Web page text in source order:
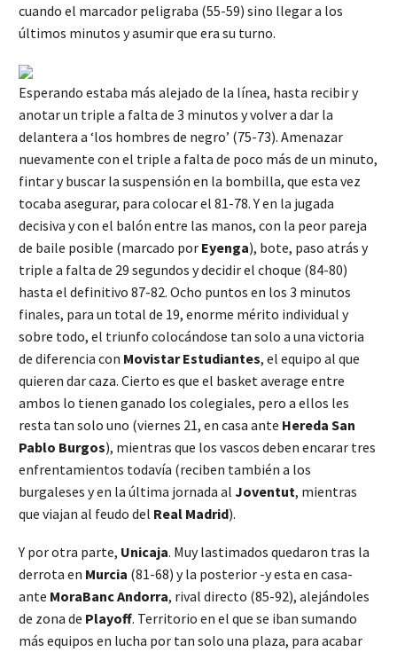
cuando el marcador peligraba (55-59) sino llegar a los
últimos minutos y asumir que era su turno.
Esperando estaba más alejado de la línea, hasta recibir y
anotar un triple a falta de 3 minutos y volver a dar la
delantera a ‘los hombres de negro’ (75-73). Amenazar
nuevamente con el triple a falta de poco más de un minuto,
fintar y buscar la suspensión en la bombilla, que esta vez
tocaba asegurar, para colocar el 81-78. Y en la jugada
decisiva y con el balón entre las manos, con la peor pareja
de baile posible (marcado por Eyenga), bote, paso atrás y
triple a falta de 29 segundos y decidir el choque (84-80)
hasta el definitivo 87-82. Ocho puntos en los 3 minutos
finales, para un total de 19, enorme mérito individual y
sobre todo, el triunfo colocándose tan solo a una victoria
de diferencia con Movistar Estudiantes, el equipo al que
quieren dar caza. Cierto es que el basket average entre
ambos lo tienen ganado los colegiales, pero a ellos les
resta tan solo uno (viernes 21, en casa ante Hereda San
Pablo Burgos), mientras que los vascos deben encarar tres
enfrentamientos todavía (reciben también a los
burgaleses y en la última jornada al Joventut, mientras
que viajan al feudo del Real Madrid).
Y por otra parte, Unicaja. Muy lastimados quedaron tras la
derrota en Murcia (81-68) y la posterior -y esta en casa-
ante MoraBanc Andorra, rival directo (85-92), alejándoles
de zona de Playoff. Territorio en el que se iban sumando
más equipos en lucha por tan solo una plaza, para acabar